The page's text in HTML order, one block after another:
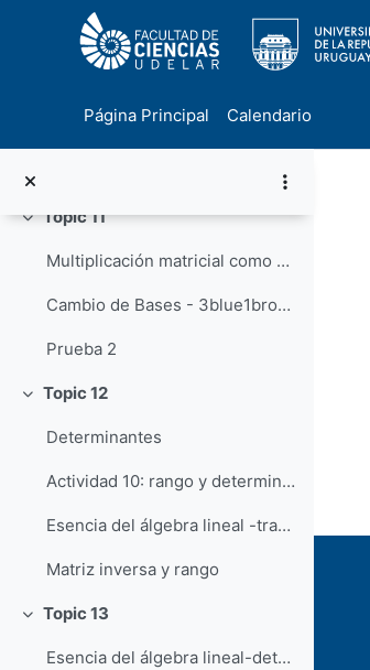
Página Principal Calendario
Notas - Matriz asociada
Transformaciones lineales y matrices - 3blue1brown
Actividad 9: transformaciones lineales y bases, matriz asociada
Colapsar
Topic 11
Multiplicación matricial como composición - 3blue1brown
Cambio de Bases - 3blue1brown
Prueba 2
Colapsar
Topic 12
Determinantes
Actividad 10: rango y determinante
Esencia del álgebra lineal -transformaciones lineales en dimensión 3
Matriz inversa y rango
Colapsar
Topic 13
Esencia del álgebra lineal-determinante de una transformación